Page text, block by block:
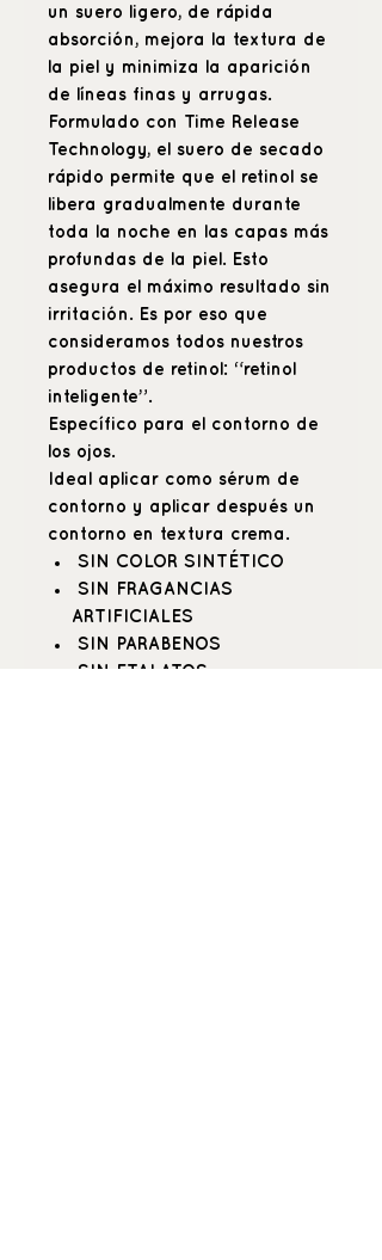
un suero ligero, de rápida
absorción, mejora la textura de
la piel y minimiza la aparición
de líneas finas y arrugas.
Formulado con Time Release
Technology, el suero de secado
rápido permite que el retinol se
libera gradualmente durante
toda la noche en las capas más
profundas de la piel. Esto
asegura el máximo resultado sin
irritación. Es por eso que
consideramos todos nuestros
productos de retinol: “retinol
inteligente”.
Específico para el contorno de
los ojos.
Ideal aplicar como sérum de
contorno y aplicar después un
contorno en textura crema.
SIN COLOR SINTÉTICO
SIN FRAGANCIAS
ARTIFICIALES
SIN PARABENOS
SIN FTALATOS